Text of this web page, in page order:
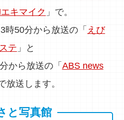
キマイク 」で。
時50分から放送の「 えび
テ 」と
から放送の「 ABS news
放送します。
と写真館